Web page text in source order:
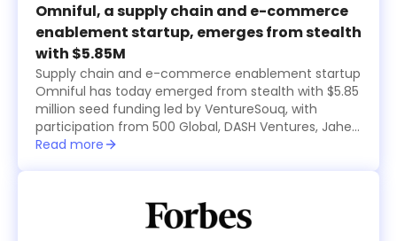
Omniful, a supply chain and e-commerce
enablement startup, emerges from stealth
with $5.85M
Supply chain and e-commerce enablement startup
Omniful has today emerged from stealth with $5.85
million seed funding led by VentureSouq, with
participation from 500 Global, DASH Ventures, Jahez
Group, SEEDRA Ventures, Bunat Ventures, Hala
Read more